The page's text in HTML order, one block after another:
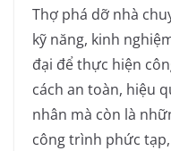
Thợ phá dỡ nhà
kỹ năng, kinh
đại để thực hiện
cách an toàn, hiệu
nhân mà còn là
công trình phức